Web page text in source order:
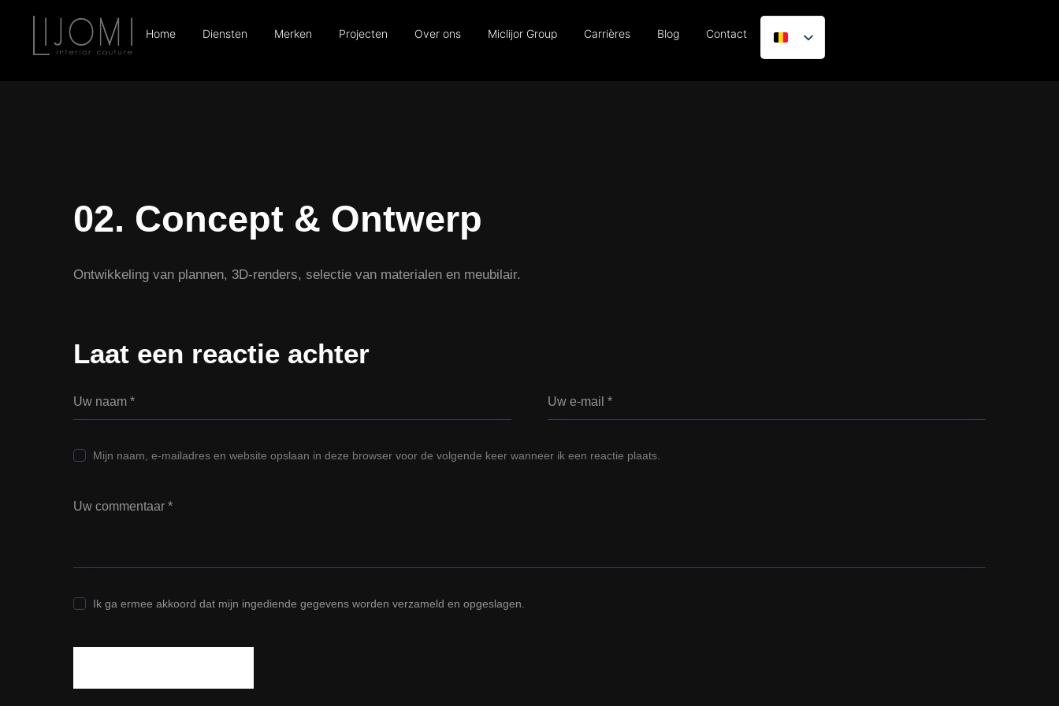
Home Diensten Merken Projecten Over ons Miclijor Group Carrières Blog Contact
02. Concept & Ontwerp
Ontwikkeling van plannen, 3D-renders, selectie van materialen en meubilair.
Laat een reactie achter
Mijn naam, e-mailadres en website opslaan in deze browser voor de volgende keer wanneer ik een reactie plaats.
Ik ga ermee akkoord dat mijn ingediende gegevens worden verzameld en opgeslagen.